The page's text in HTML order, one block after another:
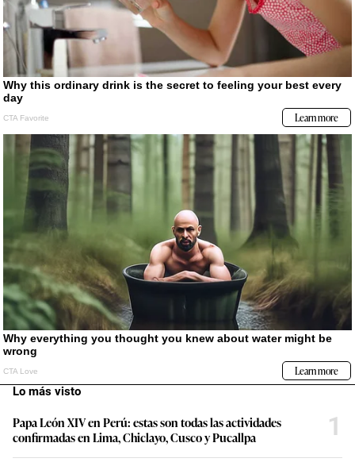
Lo más visto
Papa León XIV en Perú: estas son todas las actividades
confirmadas en Lima, Chiclayo, Cusco y Pucallpa
1